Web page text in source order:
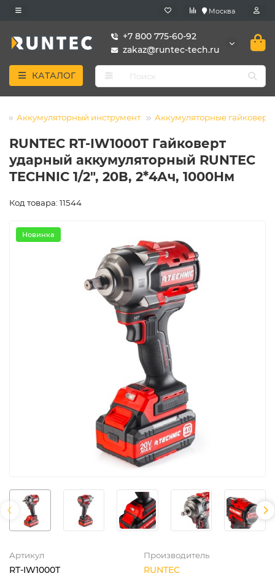
Москва
+7 800 775-60-92
zakaz@runtec-tech.ru
КАТАЛОГ
Аккумуляторный инструмент Аккумуляторные
RUNTEC RT-IW1000T Гайковерт
ударный аккумуляторный RUNTEC
TECHNIC 1/2", 20В, 2*4Ач, 1000Нм
Код товара: 11544
Новинка
Артикул
RT-IW1000T
Производитель
RUNTEC